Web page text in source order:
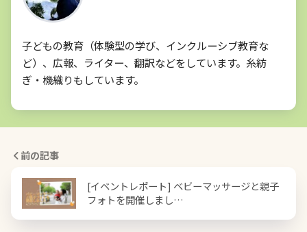
子どもの教育（体験型の学び、インクルーシブ教育な
ど）、広報、ライター、翻訳などをしています。糸紡
ぎ・機織りもしています。
前の記事
[イベントレポート] ベビーマッサージと親子
フォトを開催しまし…